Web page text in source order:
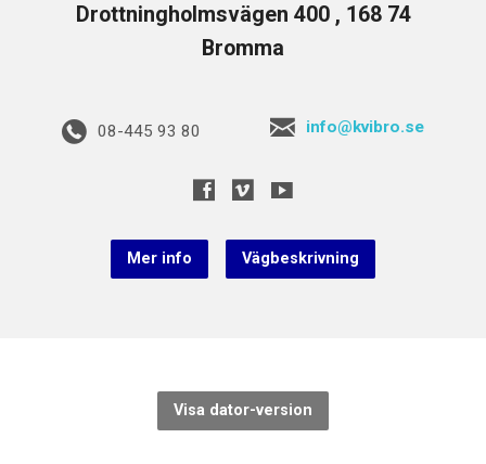
Drottningholmsvägen 400 , 168 74
Bromma
08-445 93 80 info@kvibro.se
Mer info Vägbeskrivning
Visa dator-version